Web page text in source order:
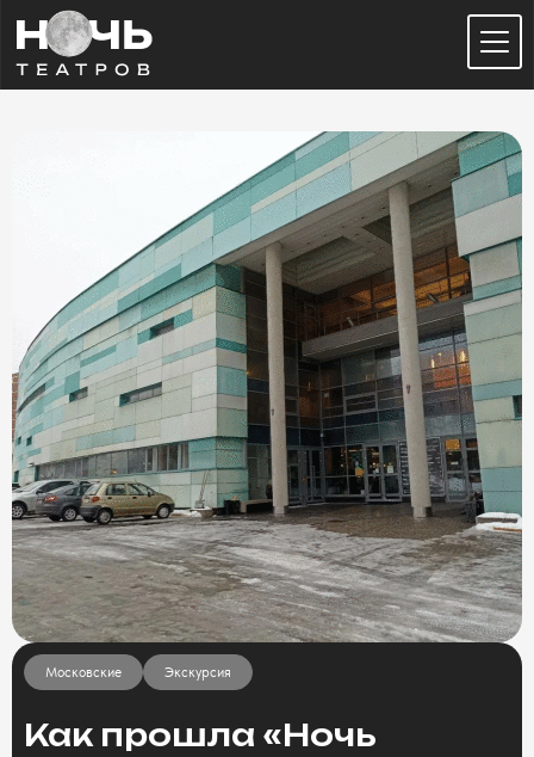
Московские Экскурсия
Как прошла «Ночь